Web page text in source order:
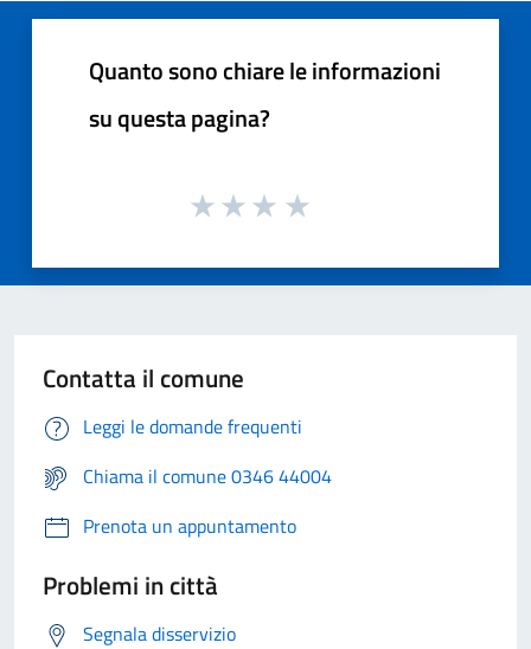
Quanto sono chiare le informazioni
su questa pagina?
Contatta il comune
Leggi le domande frequenti
Chiama il comune 0346 44004
Prenota un appuntamento
Problemi in città
Segnala disservizio